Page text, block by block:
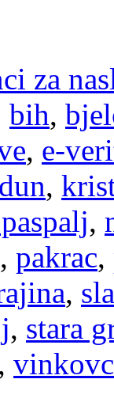
za
bih,
, e-
,
,
, pakrac,
,
, stara
,